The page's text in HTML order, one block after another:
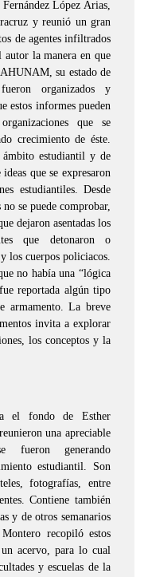
López Arias,
y reunió un gran
de agentes infiltrados
la manera en que
su estado de
organizados y
estos informes pueden
que se
crecimiento de éste.
estudiantil y de
que se expresaron
estudiantiles. Desde
se puede comprobar,
dejaron asentadas los
que detonaron o
los cuerpos policiacos.
no había una “lógica
reportada algún tipo
armamento. La breve
invita a explorar
los conceptos y la
el fondo de Esther
una apreciable
fueron generando
estudiantil. Son
fotografías, entre
Contiene también
y de otros semanarios
Montero recopiló estos
acervo, para lo cual
y escuelas de la